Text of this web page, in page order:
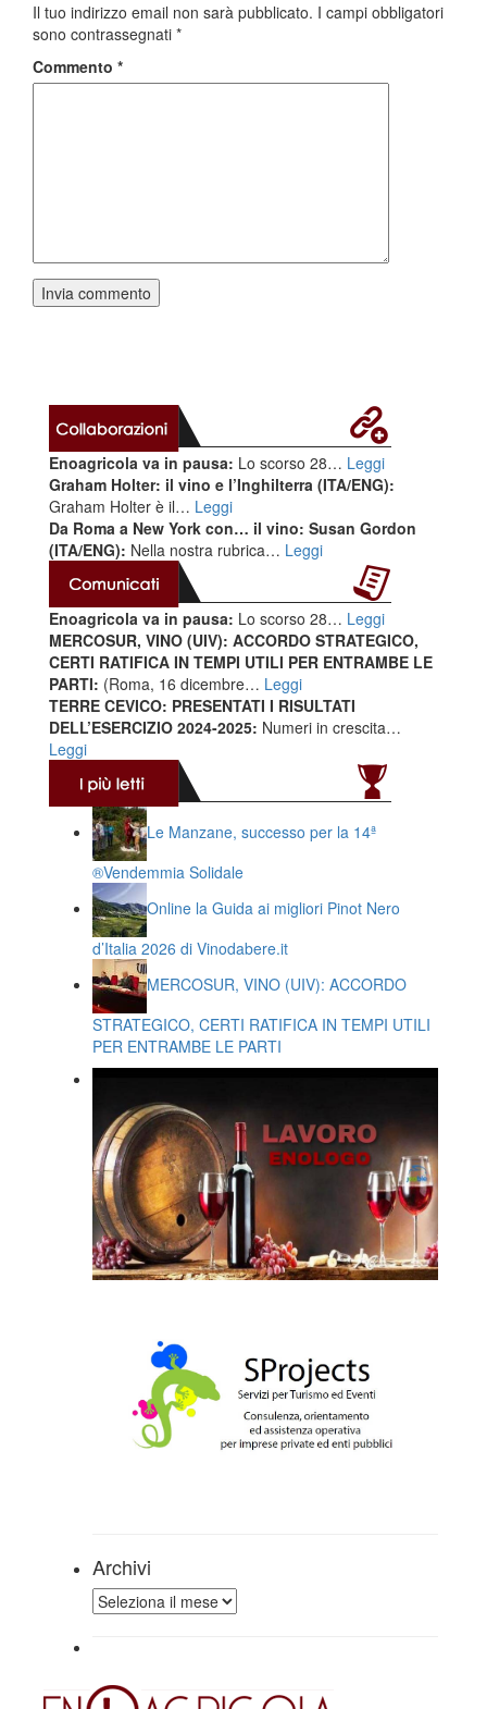
Il tuo indirizzo email non sarà pubblicato. I campi obbligatori
sono contrassegnati *
Commento *
Enoagricola va in pausa: Lo scorso 28… Leggi
Graham Holter: il vino e l’Inghilterra (ITA/ENG):
Graham Holter è il… Leggi
Da Roma a New York con… il vino: Susan Gordon
(ITA/ENG): Nella nostra rubrica… Leggi
Enoagricola va in pausa: Lo scorso 28… Leggi
MERCOSUR, VINO (UIV): ACCORDO STRATEGICO,
CERTI RATIFICA IN TEMPI UTILI PER ENTRAMBE LE
PARTI: (Roma, 16 dicembre… Leggi
TERRE CEVICO: PRESENTATI I RISULTATI
DELL’ESERCIZIO 2024-2025: Numeri in crescita…
Leggi
Le Manzane, successo per la 14ª
®️Vendemmia Solidale
Online la Guida ai migliori Pinot Nero
d’Italia 2026 di Vinodabere.it
MERCOSUR, VINO (UIV): ACCORDO
STRATEGICO, CERTI RATIFICA IN TEMPI UTILI
PER ENTRAMBE LE PARTI
Archivi
Archivi